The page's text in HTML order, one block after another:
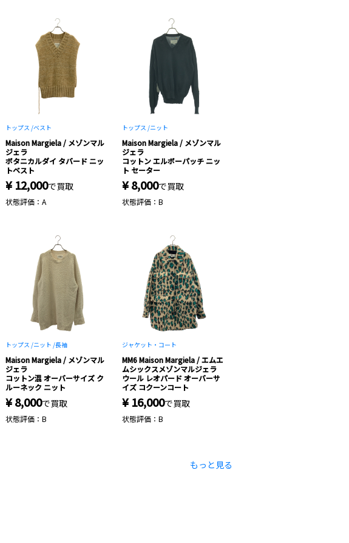
トップス /ベスト
Maison Margiela / メゾンマル
ジェラ
ボタニカルダイ タバード ニッ
トベスト
¥ 12,000で買取
状態評価：A
トップス /ニット
Maison Margiela / メゾンマル
ジェラ
コットン エルボーパッチ ニッ
ト セーター
¥ 8,000で買取
状態評価：B
トップス /ニット /長袖
Maison Margiela / メゾンマル
ジェラ
コットン混 オーバーサイズ ク
ルーネック ニット
¥ 8,000で買取
状態評価：B
ジャケット・コート
MM6 Maison Margiela / エムエ
ムシックスメゾンマルジェラ
ウール レオパード オーバーサ
イズ コクーンコート
¥ 16,000で買取
状態評価：B
もっと見る